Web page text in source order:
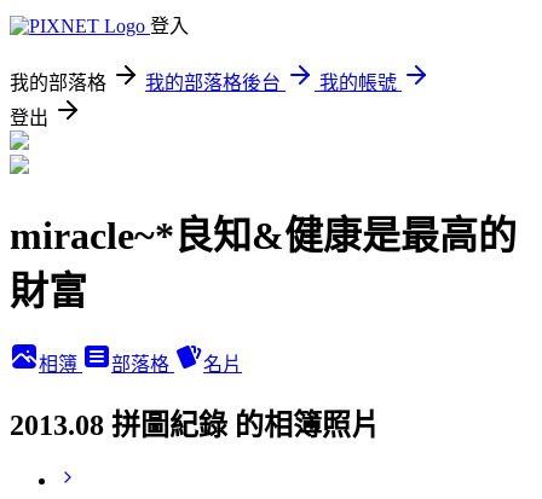
登入
我的部落格 我的部落格後台
我的帳號
登出
miracle~*良知&健康是最高的
財富
相簿 部落格 名片
2013.08 拼圖紀錄 的相簿照片